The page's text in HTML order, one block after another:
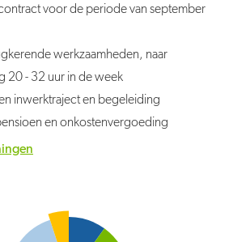
voor de periode van september
werkzaamheden, naar
20 - 32 uur in de week
inwerktraject en begeleiding
en onkostenvergoeding